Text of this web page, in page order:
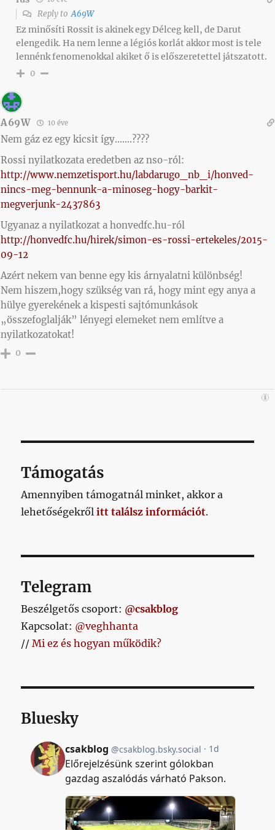
Reply toA69W
Ez minősíti Rossit is akinek egy Délceg kell, de Darut
elengedik. Ha nem lenne a légiós korlát akkor most is tele
lennénk fenomenokkal akiket ő is előszeretettel játszatott.
0
A69W 10 éve
Nem gáz ez egy kicsit így…….????
Rossi nyilatkozata eredetben az nso-ról:
http://www.nemzetisport.hu/labdarugo_nb_i/honved-
nincs-meg-bennunk-a-minoseg-hogy-barkit-
megverjunk-2437863
Ugyanaz a nyilatkozat a honvedfc.hu-ról
http://honvedfc.hu/hirek/simon-es-rossi-ertekeles/2015-
09-12
Azért nekem van benne egy kis árnyalatni különbség!
Nem hiszem,hogy szükség van rá, hogy mint egy anya a
hülye gyerekének a kispesti sajtómunkások
„összefoglalják” lényegi elemeket nem említve a
nyilatkozatokat!
0
Támogatás
Amennyiben támogatnál minket, akkor a
lehetőségekrőlitt találsz információt.
Telegram
Beszélgetős csoport: @csakblog
Kapcsolat: @veghhanta
//Mi ez és hogyan működik?
Bluesky